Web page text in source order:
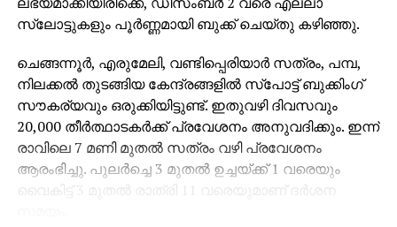
സ്ലോട്ടുകളും പൂര്‍ണ്ണമായി ബുക്ക് ചെയ്തു കഴിഞ്ഞു.
ചെങ്ങന്നൂര്‍, എരുമേലി, വണ്ടിപ്പെരിയാര്‍ സത്രം, പമ്പ,
നിലക്കല്‍ തുടങ്ങിയ കേന്ദ്രങ്ങളില്‍ സ്‌പോട്ട് ബുക്കിംഗ്
സൗകര്യവും ഒരുക്കിയിട്ടുണ്ട്. ഇതുവഴി ദിവസവും
20,000 തീര്‍ത്ഥാടകര്‍ക്ക് പ്രവേശനം അനുവദിക്കും. ഇന്ന്
രാവിലെ 7 മണി മുതല്‍ സത്രം വഴി പ്രവേശനം
ആരംഭിച്ചു. പുലര്‍ച്ചെ 3 മുതല്‍ ഉച്ചയ്ക്ക് 1 വരെയും
വൈകിട്ട് 3 മുതല്‍ രാത്രി 11 വരെയുമാണ് ദര്‍ശന